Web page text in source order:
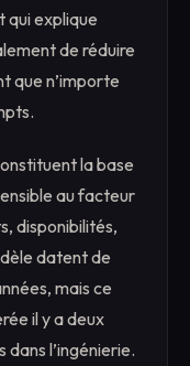
qui explique
de réduire
que n’importe
la base
au facteur
disponibilités,
datent de
mais ce
il y a deux
l’ingénierie.